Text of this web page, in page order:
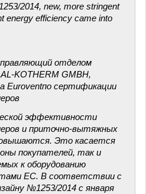
2014, new, more stringent
energy efficiency came into
отделом
KOTHERM GMBH,
Euroventпо сертификации
эффективности
и приточно-вытяжных
Это касается
покупателей, так и
к оборудованию
ЕС. В соответствии с
№1253/2014 с января